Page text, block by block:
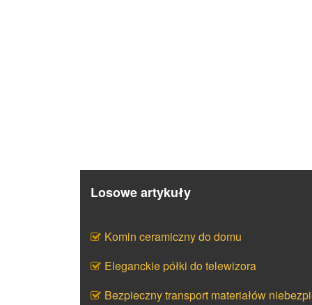
Losowe artykuły
Komin ceramiczny do domu
Eleganckie półki do telewizora
Bezpieczny transport materiałów